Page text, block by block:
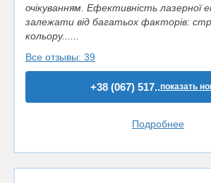
очікуванням. Ефективність лазерної
залежати від багатьох факторів:
кольору......
Все отзывы: 39
+38 (067) 517..показать
Подробнее